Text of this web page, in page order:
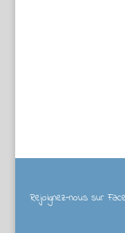
Rejoignez-nous sur